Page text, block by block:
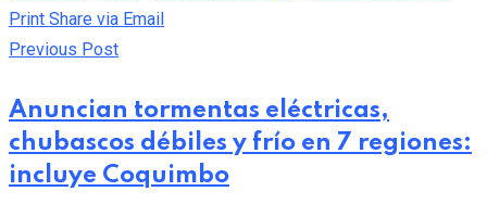
Print Share via Email
Previous Post
Anuncian tormentas eléctricas,
chubascos débiles y frío en 7 regiones:
incluye Coquimbo